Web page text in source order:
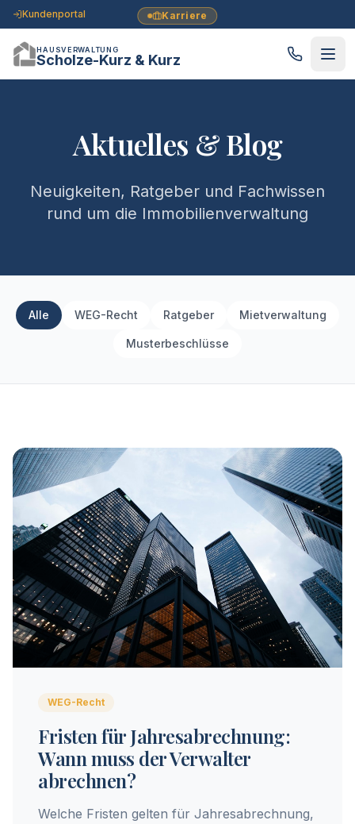
Karriere
Kundenportal
HAUSVERWALTUNG
Scholze-Kurz & Kurz
Aktuelles & Blog
Neuigkeiten, Ratgeber und Fachwissen
rund um die Immobilienverwaltung
Alle WEG-Recht Ratgeber Mietverwaltung
Musterbeschlüsse
WEG-Recht
Fristen für Jahresabrechnung:
Wann muss der Verwalter
abrechnen?
Welche Fristen gelten für Jahresabrechnung,